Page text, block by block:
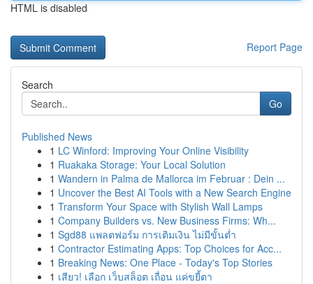
HTML is disabled
Report Page
Search
Go
Published News
1 LC Winford: Improving Your Online Visibility
1 Ruakaka Storage: Your Local Solution
1 Wandern in Palma de Mallorca im Februar : Dein ...
1 Uncover the Best AI Tools with a New Search Engine
1 Transform Your Space with Stylish Wall Lamps
1 Company Builders vs. New Business Firms: Wh...
1 Sgd88 แพลตฟอร์ม การเติมเงิน ไม่มีขั้นต่ำ
1 Contractor Estimating Apps: Top Choices for Acc...
1 Breaking News: One Place - Today's Top Stories
1 เสียว! เลือก เว็บสล็อต เถื่อน แค่ขยี้ตา